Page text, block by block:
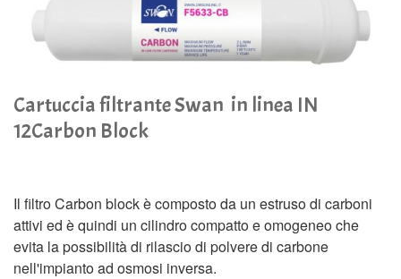
Cartuccia filtrante Swan in linea IN
12Carbon Block
Il filtro Carbon block è composto da un estruso di carboni
attivi ed è quindi un cilindro compatto e omogeneo che
evita la possibilità di rilascio di polvere di carbone
nell'impianto ad osmosi inversa.